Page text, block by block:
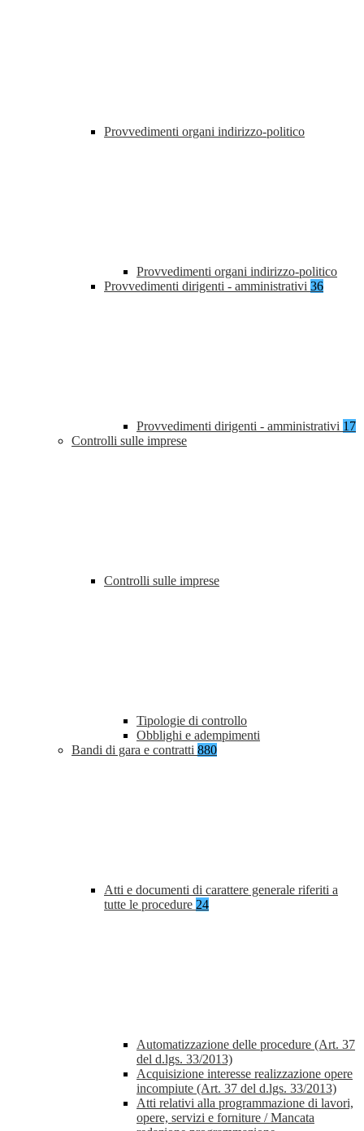
Provvedimenti organi indirizzo-politico
Provvedimenti organi indirizzo-politico
Provvedimenti dirigenti - amministrativi 36
Provvedimenti dirigenti - amministrativi 17
Controlli sulle imprese
Controlli sulle imprese
Tipologie di controllo
Obblighi e adempimenti
Bandi di gara e contratti 880
Atti e documenti di carattere generale riferiti a
tutte le procedure 24
Automatizzazione delle procedure (Art. 37
del d.lgs. 33/2013)
Acquisizione interesse realizzazione opere
incompiute (Art. 37 del d.lgs. 33/2013)
Atti relativi alla programmazione di lavori,
opere, servizi e forniture / Mancata